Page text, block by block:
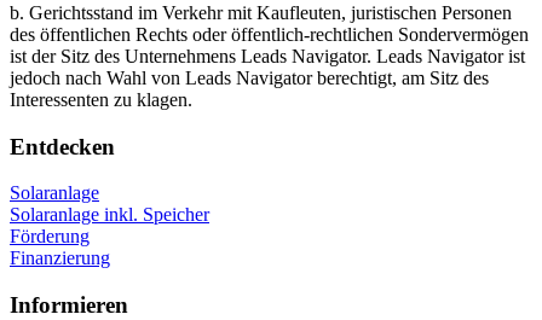
b. Gerichtsstand im Verkehr mit Kaufleuten, juristischen Personen
des öffentlichen Rechts oder öffentlich-rechtlichen Sondervermögen
ist der Sitz des Unternehmens Leads Navigator. Leads Navigator ist
jedoch nach Wahl von Leads Navigator berechtigt, am Sitz des
Interessenten zu klagen.
Entdecken
Solaranlage
Solaranlage inkl. Speicher
Förderung
Finanzierung
Informieren